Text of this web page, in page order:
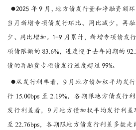
项债，占当月新增专项债发行量的53.25%
个省市（含计划单列市）发行地方债，
方债发行量居前。 获 取 更 多 研 究 报 告
同比均减少。具体来看，9月共发行地方债
341亿元，同比减少6596亿元。 9月新增
专项债发行量4131亿元，环比、同比分
亿元；再融资债发行量3878亿元，环比减
亿元，占全年新增专项债限额的83.6%
资债发行量4.2万亿元，同比增加1.7万亿
过全年额度的99%，其中，仅河南、湖北
财政部相关负责人表示，近期，中央财政